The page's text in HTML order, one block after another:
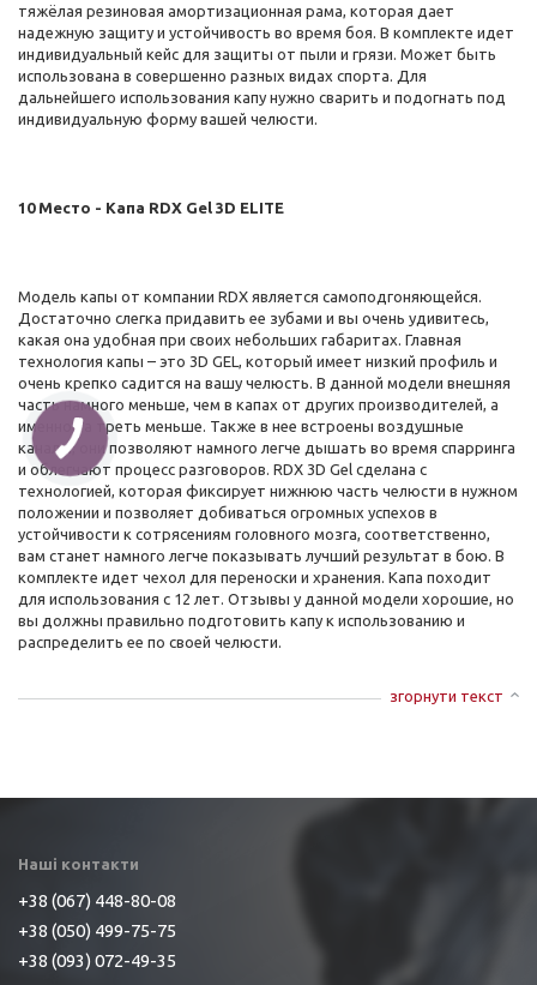
тяжёлая резиновая амортизационная рама, которая дает
надежную защиту и устойчивость во время боя. В комплекте идет
индивидуальный кейс для защиты от пыли и грязи. Может быть
использована в совершенно разных видах спорта. Для
дальнейшего использования капу нужно сварить и подогнать под
индивидуальную форму вашей челюсти.
10 Место - Капа RDX Gel 3D ELITE
Модель капы от компании RDX является самоподгоняющейся.
Достаточно слегка придавить ее зубами и вы очень удивитесь,
какая она удобная при своих небольших габаритах. Главная
технология капы – это 3D GEL, который имеет низкий профиль и
очень крепко садится на вашу челюсть. В данной модели внешняя
часть намного меньше, чем в капах от других производителей, а
именно на треть меньше. Также в нее встроены воздушные
каналы, они позволяют намного легче дышать во время спарринга
и облегчают процесс разговоров. RDX 3D Gel сделана с
технологией, которая фиксирует нижнюю часть челюсти в нужном
положении и позволяет добиваться огромных успехов в
устойчивости к сотрясениям головного мозга, соответственно,
вам станет намного легче показывать лучший результат в бою. В
комплекте идет чехол для переноски и хранения. Капа походит
для использования с 12 лет. Отзывы у данной модели хорошие, но
вы должны правильно подготовить капу к использованию и
распределить ее по своей челюсти.
згорнути текст
Наші контакти
+38 (067) 448-80-08
+38 (050) 499-75-75
+38 (093) 072-49-35